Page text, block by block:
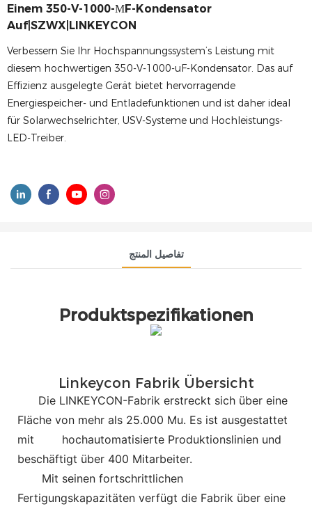
Einem 350-V-1000-ΜF-Kondensator
Auf|SZWX|LINKEYCON
Verbessern Sie Ihr Hochspannungssystem’s Leistung mit
diesem hochwertigen 350-V-1000-uF-Kondensator. Das auf
Effizienz ausgelegte Gerät bietet hervorragende
Energiespeicher- und Entladefunktionen und ist daher ideal
für Solarwechselrichter, USV-Systeme und Hochleistungs-
LED-Treiber.
تفاصيل المنتج
Produktspezifikationen
Linkeycon Fabrik Übersicht
Die LINKEYCON-Fabrik erstreckt sich über eine
Fläche von mehr als 25.000 Mu. Es ist ausgestattet
mit
hochautomatisierte Produktionslinien und
beschäftigt über 400 Mitarbeiter.
Mit seinen fortschrittlichen
Fertigungskapazitäten verfügt die Fabrik über eine